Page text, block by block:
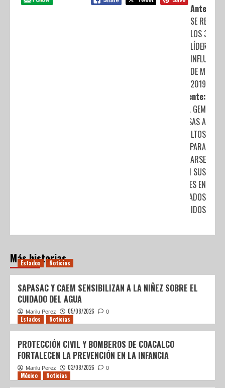
Anterior:
SE REÚNEN
LOS 300
LÍDERES
DE MÉXICO
2019
Siguiente:
ENTREGA GEM
VISAS A
ADULTOS
MAYORES PARA
REENCONTRARSE
CON SUS
FAMILIARES EN
ESTADOS
UNIDOS
Más historias
Estados Noticias
SAPASAC Y CAEM SENSIBILIZAN A LA NIÑEZ SOBRE EL
CUIDADO DEL AGUA
Marilu Perez 05/08/2026 0
Estados Noticias
PROTECCIÓN CIVIL Y BOMBEROS DE COACALCO
FORTALECEN LA PREVENCIÓN EN LA INFANCIA
Marilu Perez 03/08/2026 0
México Noticias